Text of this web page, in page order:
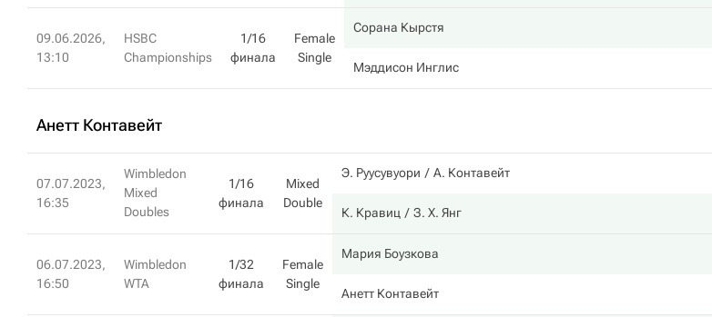
09.06.2026,
13:10
HSBC
Championships
1/16
финала
Female
Single
Сорана Кырстя
Мэддисон Инглис
Анетт Контавейт
07.07.2023,
16:35
Wimbledon
Mixed
Doubles
1/16
финала
Mixed
Double
Э. Руусувуори А. Контавейт
К. Кравиц З. Х. Янг
06.07.2023,
16:50
Wimbledon
WTA
1/32
финала
Female
Single
Мария Боузкова
Анетт Контавейт